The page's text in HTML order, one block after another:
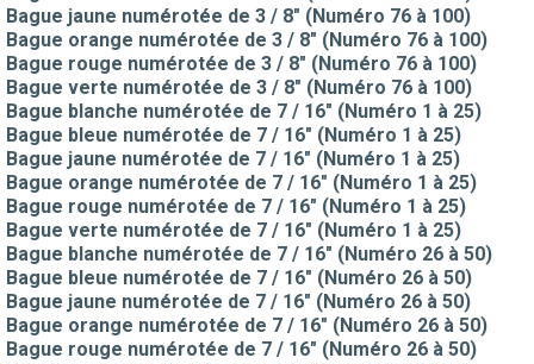
Bague jaune numérotée de 3 / 8" (Numéro 76 à 100)
Bague orange numérotée de 3 / 8" (Numéro 76 à 100)
Bague rouge numérotée de 3 / 8" (Numéro 76 à 100)
Bague verte numérotée de 3 / 8" (Numéro 76 à 100)
Bague blanche numérotée de 7 / 16" (Numéro 1 à 25)
Bague bleue numérotée de 7 / 16" (Numéro 1 à 25)
Bague jaune numérotée de 7 / 16" (Numéro 1 à 25)
Bague orange numérotée de 7 / 16" (Numéro 1 à 25)
Bague rouge numérotée de 7 / 16" (Numéro 1 à 25)
Bague verte numérotée de 7 / 16" (Numéro 1 à 25)
Bague blanche numérotée de 7 / 16" (Numéro 26 à 50)
Bague bleue numérotée de 7 / 16" (Numéro 26 à 50)
Bague jaune numérotée de 7 / 16" (Numéro 26 à 50)
Bague orange numérotée de 7 / 16" (Numéro 26 à 50)
Bague rouge numérotée de 7 / 16" (Numéro 26 à 50)